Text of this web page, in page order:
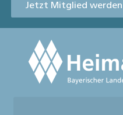
Jetzt Mitglied